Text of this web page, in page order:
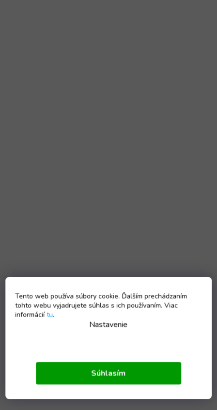
Tento web používa súbory cookie. Ďalším prechádzaním
tohto webu vyjadrujete súhlas s ich používaním. Viac
informáciítu.
Nastavenie
Súhlasím